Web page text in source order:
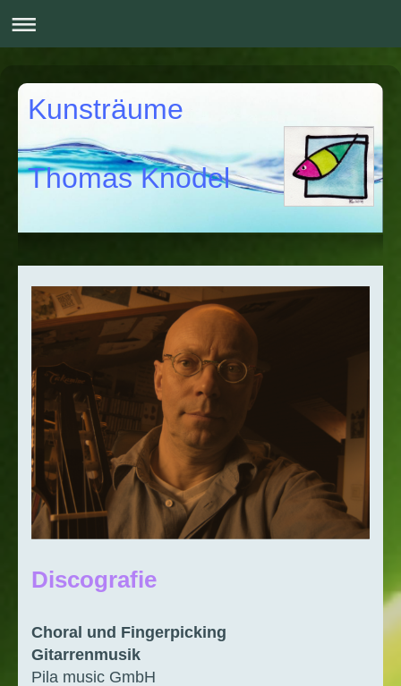
Kunsträume
Thomas Knodel
Discografie
Choral und Fingerpicking
Gitarrenmusik
Pila music GmbH